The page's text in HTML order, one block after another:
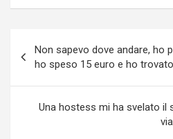
articoli
Non sapevo dove andare, ho
ho speso 15 euro e ho
Una hostess mi ha svelato il